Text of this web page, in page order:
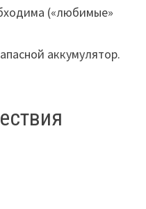
(«любимые»
аккумулятор.